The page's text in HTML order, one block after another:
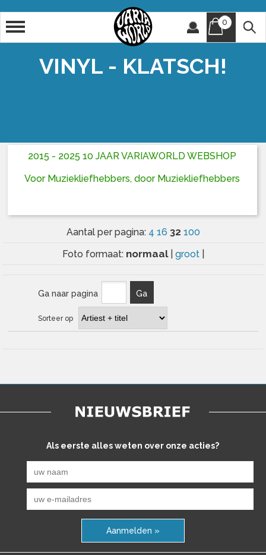
0
VINYL - KLATSCH!
2015 - 2025 10 JAAR VARIAWORLD WEBSHOP
Voor Muziekliefhebbers, door Muziekliefhebbers
Aantal per pagina: 4 16 32 100
Foto formaat: normaal groot
Ga naar pagina Ga
Sorteer op
Als eerste alles weten over onze acties?
Aanmelden »